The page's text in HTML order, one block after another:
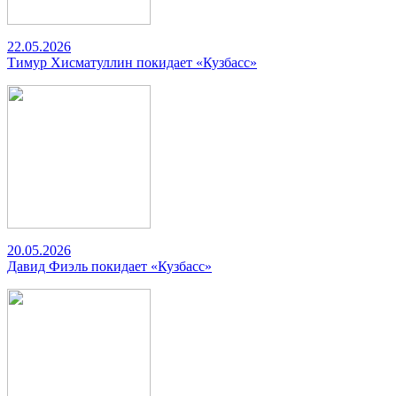
22.05.2026
Тимур Хисматуллин покидает «Кузбасс»
20.05.2026
Давид Фиэль покидает «Кузбасс»